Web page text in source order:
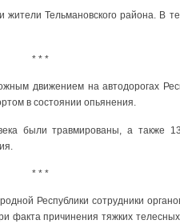
жители Тельмановского района. В
* * *
движением на автодорогах
в состоянии опьянения.
были травмированы, а также
* * *
Республики сотрудники
факта причинения тяжких